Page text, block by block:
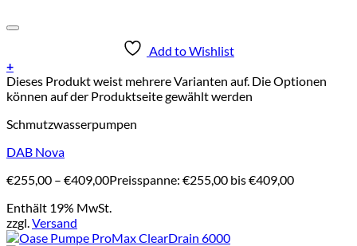
Add to Wishlist
+
Dieses Produkt weist mehrere Varianten auf. Die Optionen
können auf der Produktseite gewählt werden
Schmutzwasserpumpen
DAB Nova
€255,00 – €409,00Preisspanne: €255,00 bis €409,00
Enthält 19% MwSt.
zzgl.Versand